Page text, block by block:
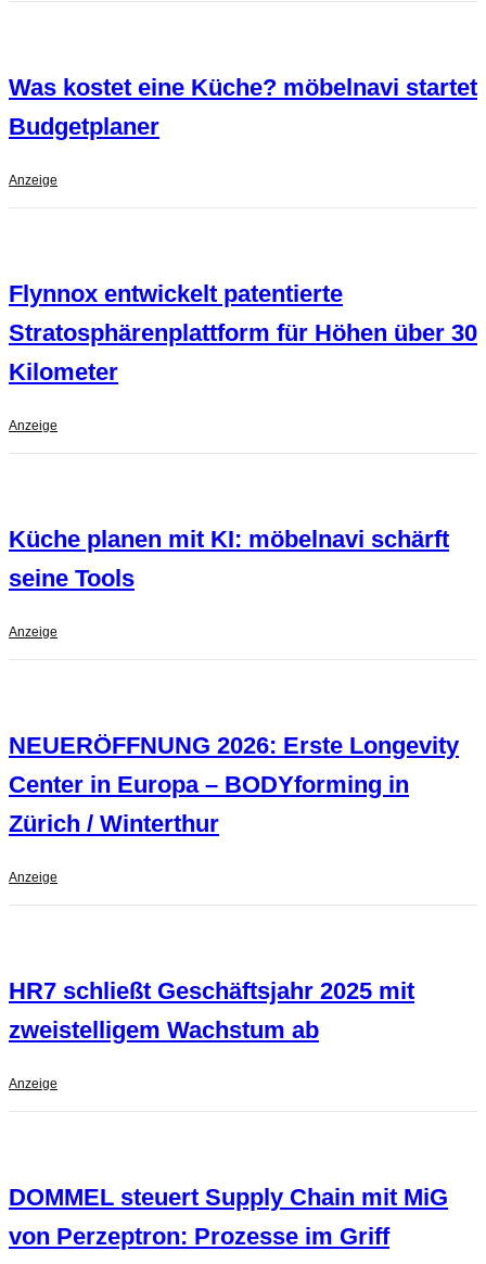
Was kostet eine Küche? möbelnavi startet
Budgetplaner
Anzeige
Flynnox entwickelt patentierte
Stratosphärenplattform für Höhen über 30
Kilometer
Anzeige
Küche planen mit KI: möbelnavi schärft
seine Tools
Anzeige
NEUERÖFFNUNG 2026: Erste Longevity
Center in Europa – BODYforming in
Zürich / Winterthur
Anzeige
HR7 schließt Geschäftsjahr 2025 mit
zweistelligem Wachstum ab
Anzeige
DOMMEL steuert Supply Chain mit MiG
von Perzeptron: Prozesse im Griff